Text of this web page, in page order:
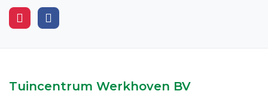
Tuincentrum Werkhoven BV